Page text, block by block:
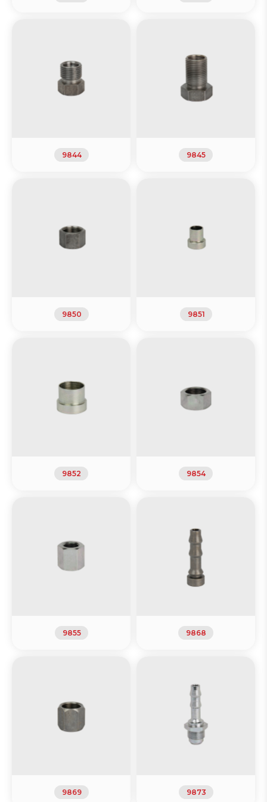
9844 9845
9850 9851
9852 9854
9855 9868
9869 9873